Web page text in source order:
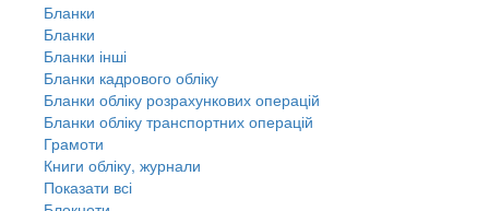
Бланки
Бланки
Бланки інші
Бланки кадрового обліку
Бланки обліку розрахункових операцій
Бланки обліку транспортних операцій
Грамоти
Книги обліку, журнали
Показати всі